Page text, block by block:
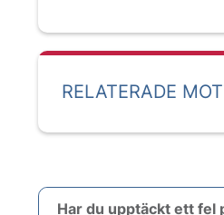
RELATERADE
Har du upptäckt ett fel